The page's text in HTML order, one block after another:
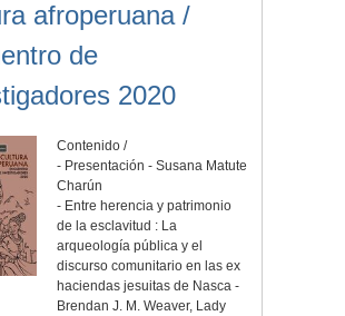
afroperuana /
de
2020
Contenido /
- Presentación - Susana Matute
Charún
- Entre herencia y patrimonio
de la esclavitud : La
arqueología pública y el
discurso comunitario en las ex
haciendas jesuitas de Nasca -
Brendan J. M. Weaver, Lady